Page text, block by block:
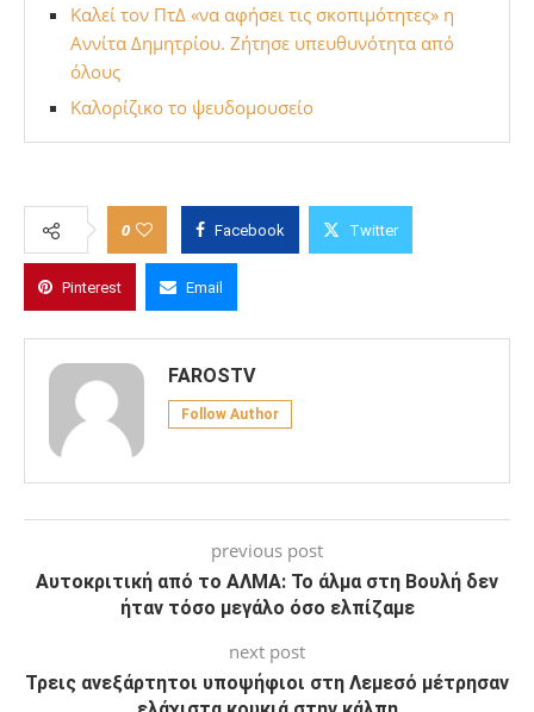
Καλεί τον ΠτΔ «να αφήσει τις σκοπιμότητες» η
Αννίτα Δημητρίου. Ζήτησε υπευθυνότητα από
όλους
Καλορίζικο το ψευδομουσείο
0 Facebook Twitter
Pinterest Email
FAROSTV
Follow Author
previous post
Αυτοκριτική από το ΑΛΜΑ: Το άλμα στη Βουλή δεν
ήταν τόσο μεγάλο όσο ελπίζαμε
next post
Τρεις ανεξάρτητοι υποψήφιοι στη Λεμεσό μέτρησαν